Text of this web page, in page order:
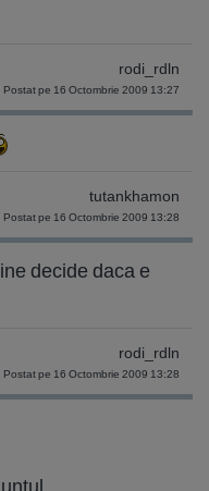
rodi_rdln
Postat pe 16 Octombrie 2009 13:27
tutankhamon
Postat pe 16 Octombrie 2009 13:28
decide daca e
rodi_rdln
Postat pe 16 Octombrie 2009 13:28